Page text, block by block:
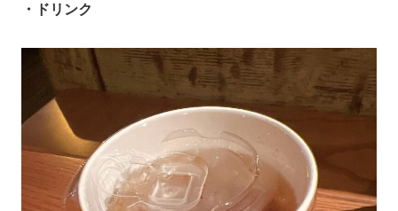
・ドリンク